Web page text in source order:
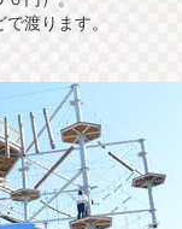
渡ります。